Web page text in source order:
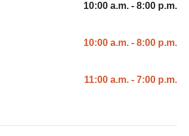
10:00 a.m. - 8:00 p.m.
10:00 a.m. - 8:00 p.m.
11:00 a.m. - 7:00 p.m.